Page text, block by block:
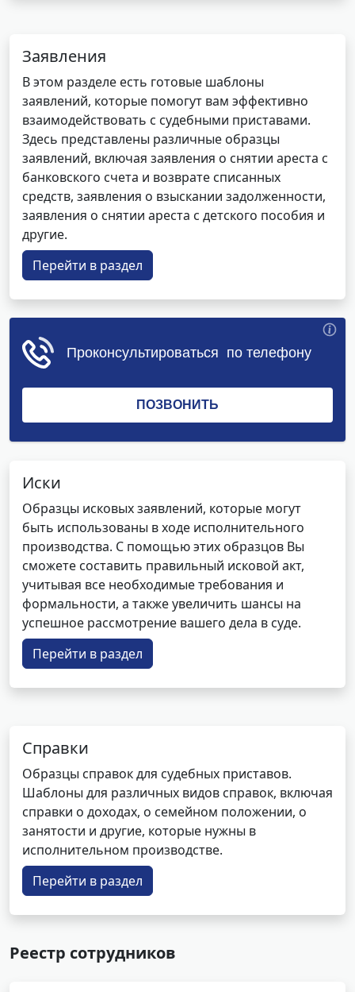
Заявления
В этом разделе есть готовые шаблоны
заявлений, которые помогут вам эффективно
взаимодействовать с судебными приставами.
Здесь представлены различные образцы
заявлений, включая заявления о снятии ареста с
банковского счета и возврате списанных
средств, заявления о взыскании задолженности,
заявления о снятии ареста с детского пособия и
другие.
Перейти в раздел
Иски
Образцы исковых заявлений, которые могут
быть использованы в ходе исполнительного
производства. С помощью этих образцов Вы
сможете составить правильный исковой акт,
учитывая все необходимые требования и
формальности, а также увеличить шансы на
успешное рассмотрение вашего дела в суде.
Перейти в раздел
Справки
Образцы справок для судебных приставов.
Шаблоны для различных видов справок, включая
справки о доходах, о семейном положении, о
занятости и другие, которые нужны в
исполнительном производстве.
Перейти в раздел
Реестр сотрудников